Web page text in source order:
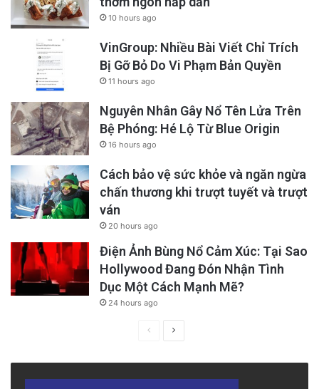
10 hours ago
VinGroup: Nhiều Bài Viết Chỉ Trích
Bị Gỡ Bỏ Do Vi Phạm Bản Quyền
11 hours ago
Nguyên Nhân Gây Nổ Tên Lửa Trên
Bệ Phóng: Hé Lộ Từ Blue Origin
16 hours ago
Cách bảo vệ sức khỏe và ngăn ngừa
chấn thương khi trượt tuyết và trượt
ván
20 hours ago
Điện Ảnh Bùng Nổ Cảm Xúc: Tại Sao
Hollywood Đang Đón Nhận Tình
Dục Một Cách Mạnh Mẽ?
24 hours ago
PreviousNext